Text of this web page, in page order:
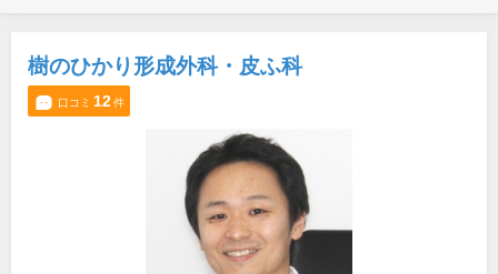
樹のひかり形成外科・皮ふ科
口コミ 12件